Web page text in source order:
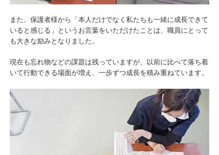
また、保護者様から「本人だけでなく私たちも一緒に成長できて
いると感じる」というお言葉をいただけたことは、職員にとって
も大きな励みとなりました。
現在も忘れ物などの課題は残っていますが、以前に比べて落ち着
いて行動できる場面が増え、一歩ずつ成長を積み重ねています。